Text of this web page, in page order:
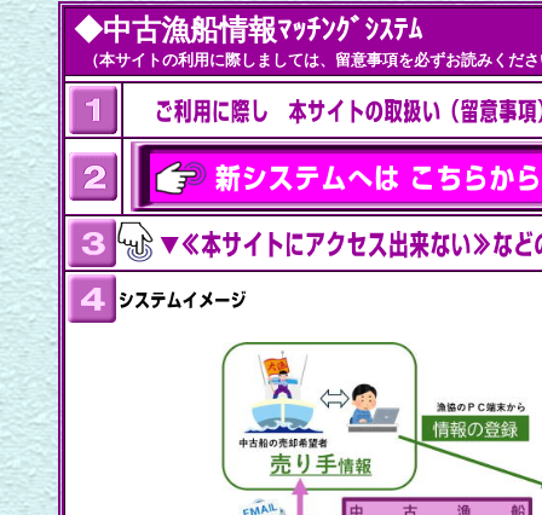
◆中古漁船情報ﾏｯﾁﾝｸﾞｼｽﾃﾑ
（本サイトの利用に際しましては、留意事項を必ずお読みくだ